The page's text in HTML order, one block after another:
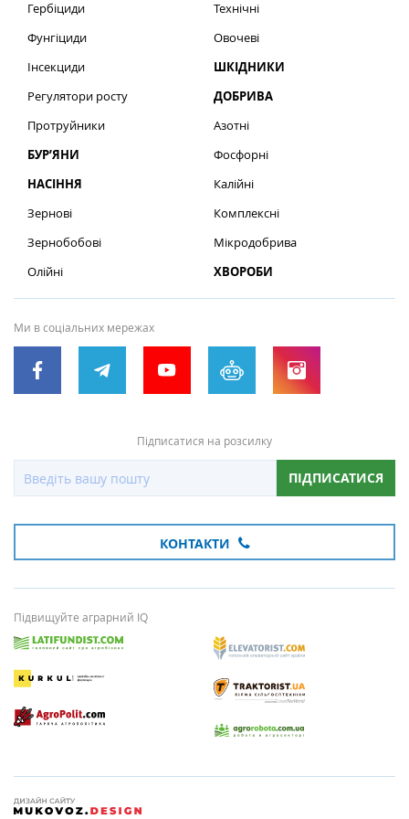
Гербіциди
Фунгіциди
Інсекциди
Регулятори росту
Протруйники
БУР’ЯНИ
НАСІННЯ
Зернові
Зернобобові
Олійні
Технічні
Овочеві
ШКІДНИКИ
ДОБРИВА
Азотні
Фосфорні
Калійні
Комплексні
Мікродобрива
ХВОРОБИ
Ми в соціальних мережах
Підписатися на розсилку
ПІДПИСАТИСЯ
КОНТАКТИ
Підвищуйте аграрний IQ